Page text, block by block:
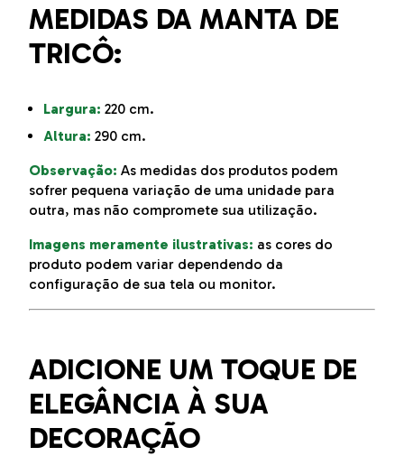
MEDIDAS DA MANTA DE
TRICÔ:
Largura: 220 cm.
Altura: 290 cm.
Observação: As medidas dos produtos podem
sofrer pequena variação de uma unidade para
outra, mas não compromete sua utilização.
Imagens meramente ilustrativas: as cores do
produto podem variar dependendo da
configuração de sua tela ou monitor.
ADICIONE UM TOQUE DE
ELEGÂNCIA À SUA
DECORAÇÃO